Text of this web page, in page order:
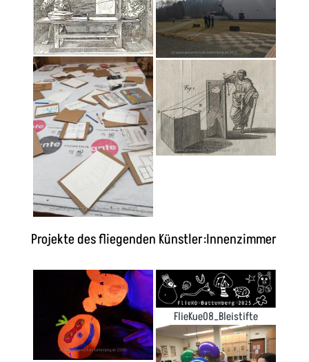
Projekte des fliegenden Künstler:Innenzimmer
FlieKue08_Bleistifte